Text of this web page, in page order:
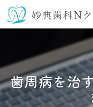
歯周病を治